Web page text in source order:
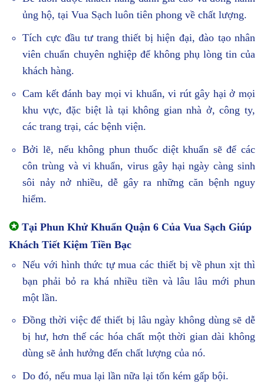
ủng hộ, tại Vua Sạch luôn tiên phong về chất lượng.
Tích cực đầu tư trang thiết bị hiện đại, đào tạo nhân
viên chuẩn chuyên nghiệp để không phụ lòng tin của
khách hàng.
Cam kết đánh bay mọi vi khuẩn, vi rút gây hại ở mọi
khu vực, đặc biệt là tại không gian nhà ở, công ty,
các trang trại, các bệnh viện.
Bởi lẽ, nếu không phun thuốc diệt khuẩn sẽ để các
côn trùng và vi khuẩn, virus gây hại ngày càng sinh
sôi nảy nở nhiều, dễ gây ra những căn bệnh nguy
hiểm.
✪ Tại Phun Khử Khuẩn Quận 6 Của Vua Sạch Giúp
Khách Tiết Kiệm Tiền Bạc
Nếu với hình thức tự mua các thiết bị về phun xịt thì
bạn phải bỏ ra khá nhiều tiền và lâu lâu mới phun
một lần.
Đồng thời việc để thiết bị lâu ngày không dùng sẽ dễ
bị hư, hơn thế các hóa chất một thời gian dài không
dùng sẽ ảnh hưởng đến chất lượng của nó.
Do đó, nếu mua lại lần nữa lại tốn kém gấp bội.